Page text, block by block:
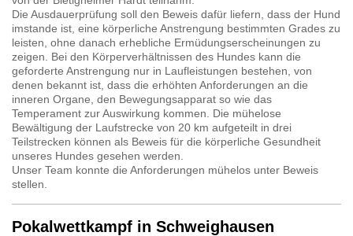
Die Ausdauerprüfung soll den Beweis dafür liefern, dass der Hund
imstande ist, eine körperliche Anstrengung bestimmten Grades zu
leisten, ohne danach erhebliche Ermüdungserscheinungen zu
zeigen. Bei den Körperverhältnissen des Hundes kann die
geforderte Anstrengung nur in Laufleistungen bestehen, von
denen bekannt ist, dass die erhöhten Anforderungen an die
inneren Organe, den Bewegungsapparat so wie das
Temperament zur Auswirkung kommen. Die mühelose
Bewältigung der Laufstrecke von 20 km aufgeteilt in drei
Teilstrecken können als Beweis für die körperliche Gesundheit
unseres Hundes gesehen werden.
Unser Team konnte die Anforderungen mühelos unter Beweis
stellen.
Pokalwettkampf in Schweighausen